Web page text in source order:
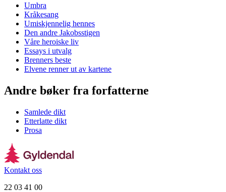
Umbra
Kråkesang
Umiskjennelig hennes
Den andre Jakobsstigen
Våre heroiske liv
Essays i utvalg
Brenners beste
Elvene renner ut av kartene
Andre bøker fra forfatterne
Samlede dikt
Etterlatte dikt
Prosa
Kontakt oss
22 03 41 00